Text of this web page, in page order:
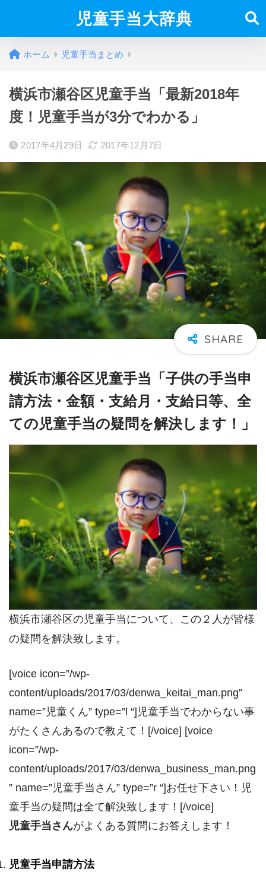
児童手当大辞典
ホーム 児童手当まとめ
横浜市瀬谷区児童手当「最新2018年
度！児童手当が3分でわかる」
2017年4月29日 2017年12月7日
横浜市瀬谷区児童手当「子供の手当申
請方法・金額・支給月・支給日等、全
ての児童手当の疑問を解決します！」
横浜市瀬谷区の児童手当について、この２人が皆様
の疑問を解決致します。
[voice icon=”/wp-
content/uploads/2017/03/denwa_keitai_man.png”
name=”児童くん” type=”l “]児童手当でわからない事
がたくさんあるので教えて！[/voice] [voice
icon=”/wp-
content/uploads/2017/03/denwa_business_man.png
” name=”児童手当さん” type=”r “]お任せ下さい！児
童手当の疑問は全て解決致します！[/voice]
児童手当さんがよくある質問にお答えします！
児童手当申請方法